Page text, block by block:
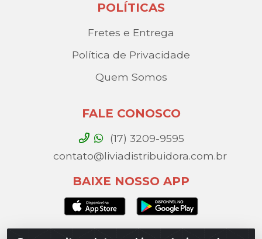
POLÍTICAS
Fretes e Entrega
Política de Privacidade
Quem Somos
FALE CONOSCO
(17) 3209-9595
contato@liviadistribuidora.com.br
BAIXE NOSSO APP